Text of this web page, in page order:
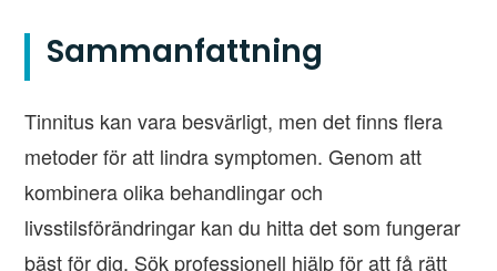
Sammanfattning
Tinnitus kan vara besvärligt, men det finns flera
metoder för att lindra symptomen. Genom att
kombinera olika behandlingar och
livsstilsförändringar kan du hitta det som fungerar
bäst för dig. Sök professionell hjälp för att få rätt